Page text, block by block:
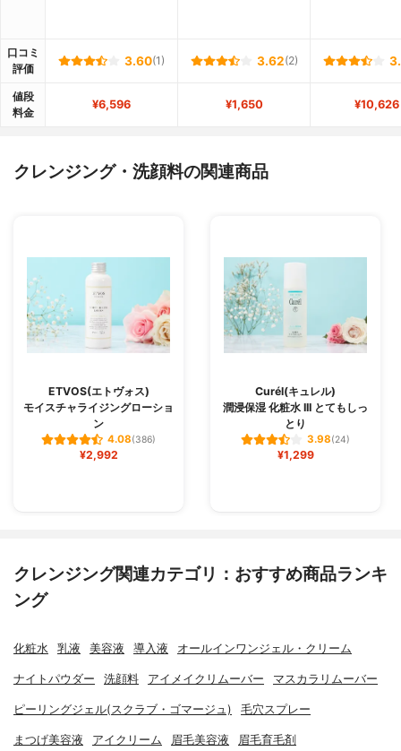
口コミ
評価
3.60(1) 3.62(2)
値段
料金
¥6,596 ¥1,650 ¥10,626
クレンジング・洗顔料の関連商品
ETVOS(エトヴォス)
モイスチャライジングローショ
ン
4.08(386)
¥2,992
Curél(キュレル)
潤浸保湿 化粧水 III とてもしっ
とり
3.98(24)
¥1,299
クレンジング関連カテゴリ：おすすめ商品ランキ
ング
化粧水 乳液 美容液 導入液 オールインワンジェル・クリーム
ナイトパウダー 洗顔料 アイメイクリムーバー マスカラリムーバー
ピーリングジェル(スクラブ・ゴマージュ) 毛穴スプレー
まつげ美容液 アイクリーム 眉毛美容液 眉毛育毛剤